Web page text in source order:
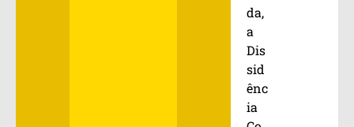
da,
a
Dis
sid
ênc
ia